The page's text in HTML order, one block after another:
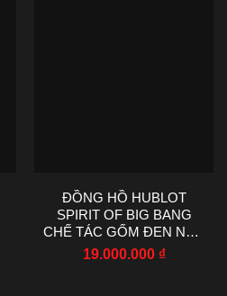
ĐỒNG HỒ HUBLOT
SPIRIT OF BIG BANG
CHẾ TÁC GỐM ĐEN NHÀ
MÁY AAA 42MM
19.000.000 ₫